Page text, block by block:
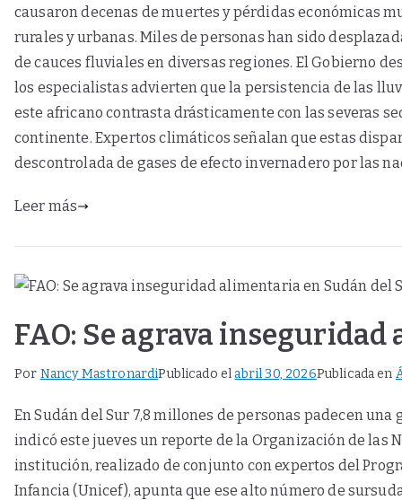
causaron decenas de muertes y pérdidas económicas
rurales y urbanas. Miles de personas han sido
de cauces fluviales en diversas regiones. El Gobierno
los especialistas advierten que la persistencia de las
este africano contrasta drásticamente con las severas
continente. Expertos climáticos señalan que estas
descontrolada de gases de efecto invernadero por las
Leer más
FAO: Se agrava
Por Nancy MastronardiPublicado elabril 30, 2026Publicada en
En Sudán del Sur 7,8 millones de personas padecen
indicó este jueves un reporte de la Organización de las
institución, realizado de conjunto con expertos del
Infancia (Unicef), apunta que ese alto número de